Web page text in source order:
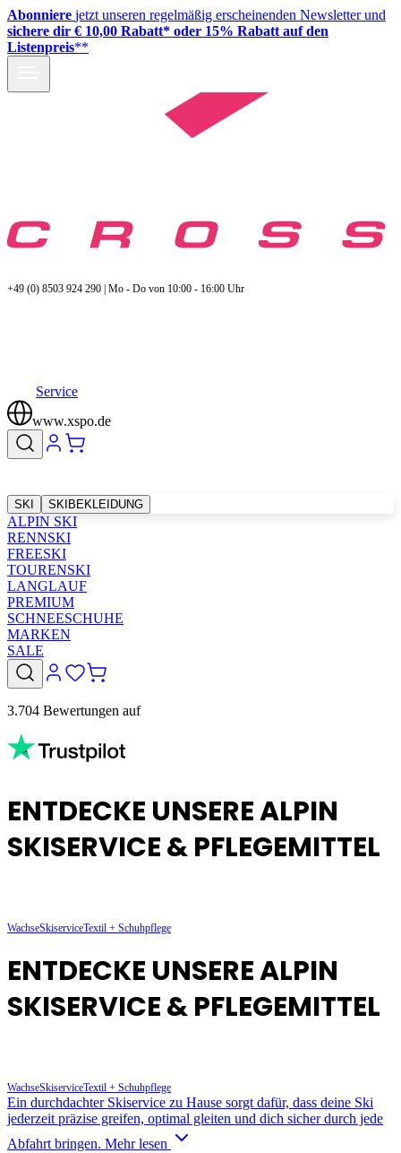
Abonniere jetzt unseren regelmäßig erscheinenden Newsletter und
sichere dir € 10,00 Rabatt* oder 15% Rabatt auf den
Listenpreis**
+49 (0) 8503 924 290 | Mo - Do von 10:00 - 16:00 Uhr
Service
www.xspo.de
SKI SKIBEKLEIDUNG
ALPIN SKI
RENNSKI
FREESKI
TOURENSKI
LANGLAUF
PREMIUM
SCHNEESCHUHE
MARKEN
SALE
3.704 Bewertungen auf
ENTDECKE UNSERE ALPIN
SKISERVICE & PFLEGEMITTEL
WachseSkiserviceTextil + Schuhpflege
ENTDECKE UNSERE ALPIN
SKISERVICE & PFLEGEMITTEL
WachseSkiserviceTextil + Schuhpflege
Ein durchdachter Skiservice zu Hause sorgt dafür, dass deine Ski
jederzeit präzise greifen, optimal gleiten und dich sicher durch jede
Abfahrt bringen. Mehr lesen